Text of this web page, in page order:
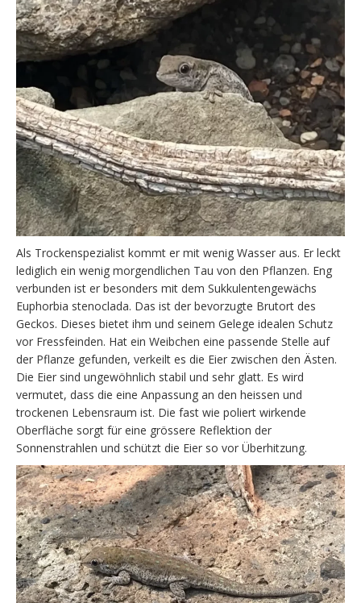
Als Trockenspezialist kommt er mit wenig Wasser aus. Er leckt
lediglich ein wenig morgendlichen Tau von den Pflanzen. Eng
verbunden ist er besonders mit dem Sukkulentengewächs
Euphorbia stenoclada. Das ist der bevorzugte Brutort des
Geckos. Dieses bietet ihm und seinem Gelege idealen Schutz
vor Fressfeinden. Hat ein Weibchen eine passende Stelle auf
der Pflanze gefunden, verkeilt es die Eier zwischen den Ästen.
Die Eier sind ungewöhnlich stabil und sehr glatt. Es wird
vermutet, dass die eine Anpassung an den heissen und
trockenen Lebensraum ist. Die fast wie poliert wirkende
Oberfläche sorgt für eine grössere Reflektion der
Sonnenstrahlen und schützt die Eier so vor Überhitzung.